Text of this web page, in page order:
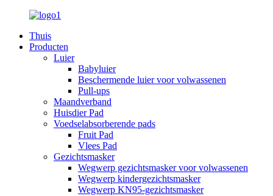
Thuis
Producten
Luier
Babyluier
Beschermende luier voor volwassenen
Pull-ups
Maandverband
Huisdier Pad
Voedselabsorberende pads
Fruit Pad
Vlees Pad
Gezichtsmasker
Wegwerp gezichtsmasker voor volwassenen
Wegwerp kindergezichtsmasker
Wegwerp KN95-gezichtsmasker